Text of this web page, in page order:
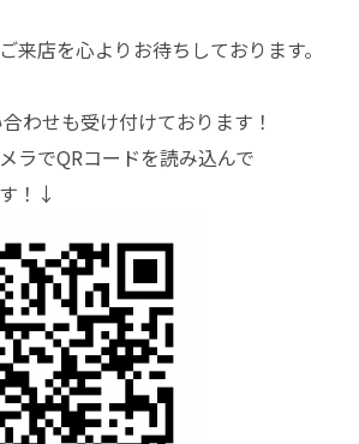
来店を心よりお待ちしております。
わせも受け付けております！
ラでQRコードを読み込んで
！↓